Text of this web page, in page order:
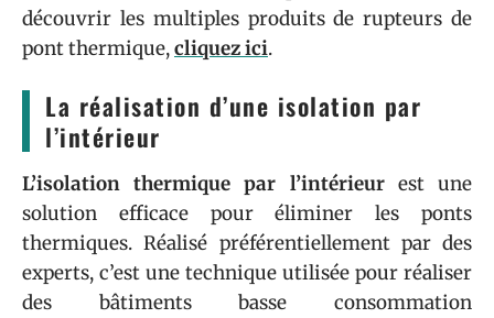
découvrir les multiples produits de rupteurs de
pont thermique,cliquez ici.
La réalisation d’une isolation par
l’intérieur
L’isolation thermique par l’intérieurest une
solution efficace pour éliminer les ponts
thermiques. Réalisé préférentiellement par des
experts, c’est une technique utilisée pour réaliser
des bâtiments basse consommation